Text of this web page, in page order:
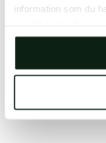
information som du
We